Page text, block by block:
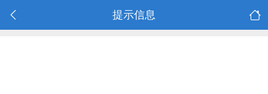
提示信息